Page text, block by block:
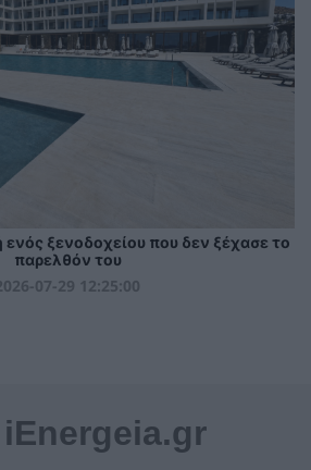
ξενοδοχείου που δεν ξέχασε το
παρελθόν του
07-29 12:25:00
iEnergeia.gr